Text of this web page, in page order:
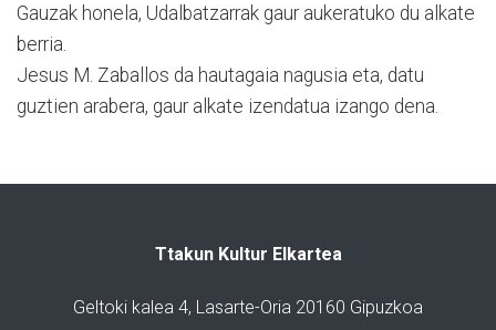
Gauzak honela, Udalbatzarrak gaur aukeratuko du alkate
berria.
Jesus M. Zaballos da hautagaia nagusia eta, datu
guztien arabera, gaur alkate izendatua izango dena.
Ttakun Kultur Elkartea
Geltoki kalea 4, Lasarte-Oria 20160 Gipuzkoa